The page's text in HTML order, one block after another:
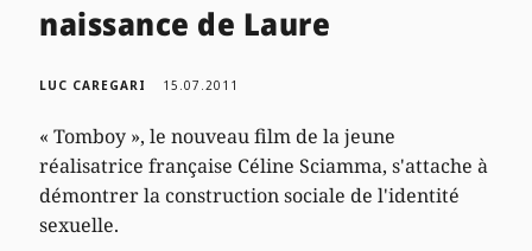
naissance de Laure
LUC CAREGARI 15.07.2011
« Tomboy », le nouveau film de la jeune
réalisatrice française Céline Sciamma, s'attache à
démontrer la construction sociale de l'identité
sexuelle.